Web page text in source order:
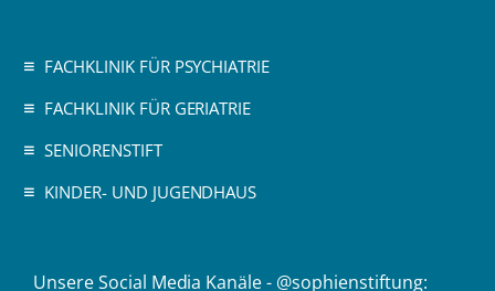
FACHKLINIK FÜR PSYCHIATRIE
FACHKLINIK FÜR GERIATRIE
SENIORENSTIFT
KINDER- UND JUGENDHAUS
Unsere Social Media Kanäle - @sophienstiftung: